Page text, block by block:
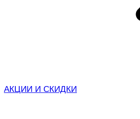
АКЦИИ И СКИДКИ